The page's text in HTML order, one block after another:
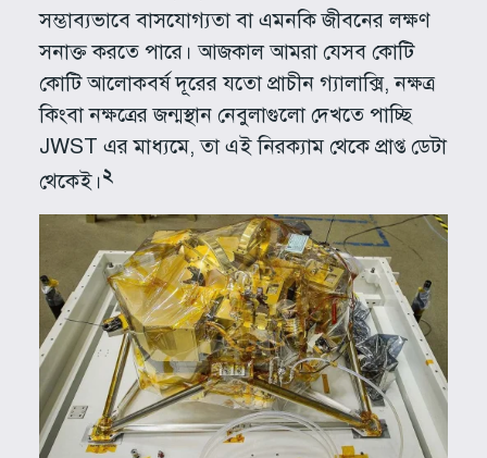
সম্ভাব্যভাবে বাসযোগ্যতা বা এমনকি জীবনের লক্ষণ
সনাক্ত করতে পারে। আজকাল আমরা যেসব কোটি
কোটি আলোকবর্ষ দূরের যতো প্রাচীন গ্যালাক্সি, নক্ষত্র
কিংবা নক্ষত্রের জন্মস্থান নেবুলাগুলো দেখতে পাচ্ছি
JWST এর মাধ্যমে, তা এই নিরক্যাম থেকে প্রাপ্ত ডেটা
থেকেই।২